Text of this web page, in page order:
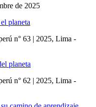
de 2025
planeta
n° 63 | 2025, Lima -
planeta
n° 62 | 2025, Lima -